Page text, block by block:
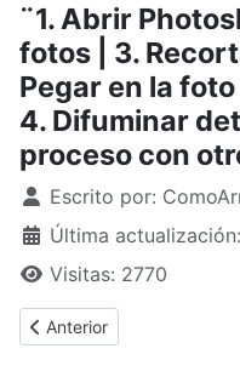
¨1. Abrir
fotos | 3.
Pegar en la
4. Difuminar
proceso con
Detalles
Escrito por:
Última
Visitas: 2770
Artículo anterior: ¿Cómo
Anterior